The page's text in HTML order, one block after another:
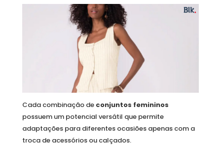
Cada combinação de conjuntos femininos
possuem um potencial versátil que permite
adaptações para diferentes ocasiões apenas com a
troca de acessórios ou calçados.